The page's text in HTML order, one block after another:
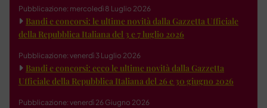
Pubblicazione: mercoledì 8 Luglio 2026
Bandi e concorsi: le ultime novità dalla Gazzetta Ufficiale
della Repubblica Italiana del 3 e 7 luglio 2026
Pubblicazione: venerdì 3 Luglio 2026
Bandi e concorsi: ecco le ultime novità dalla Gazzetta
Ufficiale della Repubblica Italiana del 26 e 30 giugno 2026
Pubblicazione: venerdì 26 Giugno 2026